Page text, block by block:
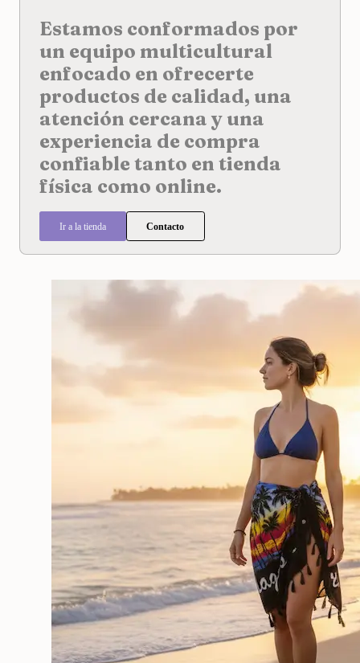
Estamos conformados por
un equipo multicultural
enfocado en ofrecerte
productos de calidad, una
atención cercana y una
experiencia de compra
confiable tanto en tienda
física como online.
Ir a la tienda Contacto